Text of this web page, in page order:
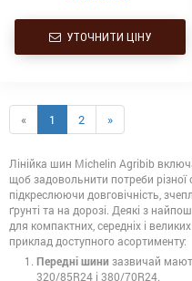
УТОЧНИТИ ЦІНУ
« 1 2 »
Лінійка шин Michelin Agribib
щоб задовольнити потреби різної
підкреслюючи довговічність,
ґрунті та на дорозі. Деякі з
для компактних, середніх і
приклад доступного асортименту:
Передні шини зазвичай
320/85R24 і 380/70R24.